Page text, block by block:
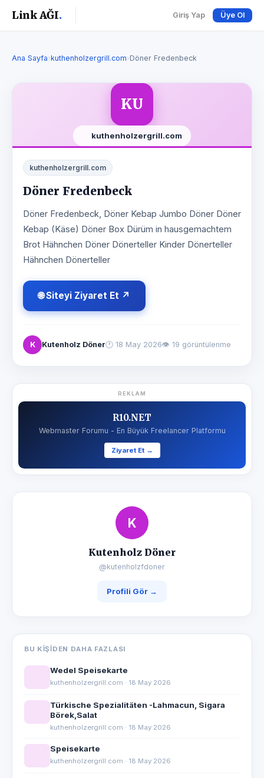
Link AĞI. Giriş Yap Üye Ol
Ana Sayfa›kuthenholzergrill.com›Döner Fredenbeck
KU
kuthenholzergrill.com
kuthenholzergrill.com
Döner Fredenbeck
Döner Fredenbeck, Döner Kebap Jumbo Döner Döner
Kebap (Käse) Döner Box Dürüm in hausgemachtem
Brot Hähnchen Döner Dönerteller Kinder Dönerteller
Hähnchen Dönerteller
🌐 Siteyi Ziyaret Et ↗
K Kutenholz Döner🕐 18 May 2026👁 19 görüntülenme
REKLAM
R10.NET
Webmaster Forumu - En Büyük Freelancer Platformu
Ziyaret Et →
K
Kutenholz Döner
@kutenholzfdoner
Profili Gör →
BU KIŞIDEN DAHA FAZLASI
Wedel Speisekarte
kuthenholzergrill.com · 18 May 2026
Türkische Spezialitäten -Lahmacun, Sigara
Börek,Salat
kuthenholzergrill.com · 18 May 2026
Speisekarte
kuthenholzergrill.com · 18 May 2026